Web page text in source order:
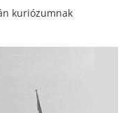
kuriózumnak